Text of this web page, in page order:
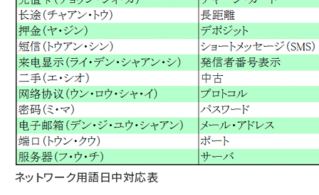
ネットワーク用語日中対応表